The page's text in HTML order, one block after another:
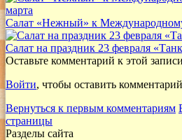
Салат «Нежный» к
Салат на праздник 23 февраля
Оставьте комментарий к этой
Войти, чтобы оставить комментарий
Вернуться к первым комментариям
страницы
Разделы сайта